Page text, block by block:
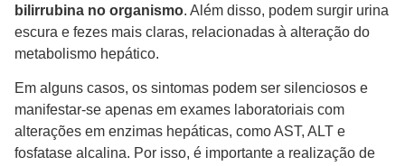
bilirrubina no organismo. Além disso, podem surgir urina
escura e fezes mais claras, relacionadas à alteração do
metabolismo hepático.
Em alguns casos, os sintomas podem ser silenciosos e
manifestar-se apenas em exames laboratoriais com
alterações em enzimas hepáticas, como AST, ALT e
fosfatase alcalina. Por isso, é importante a realização de